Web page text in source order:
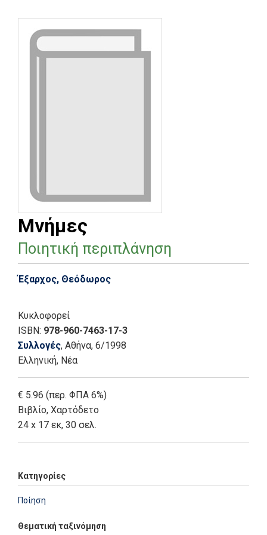
Μνήμες
Ποιητική περιπλάνηση
Έξαρχος, Θεόδωρος
Κυκλοφορεί
ISBN: 978-960-7463-17-3
Συλλογές, Αθήνα, 6/1998
Ελληνική, Νέα
€ 5.96 (περ. ΦΠΑ 6%)
Βιβλίο, Χαρτόδετο
24 x 17 εκ, 30 σελ.
Κατηγορίες
Ποίηση
Θεματική ταξινόμηση